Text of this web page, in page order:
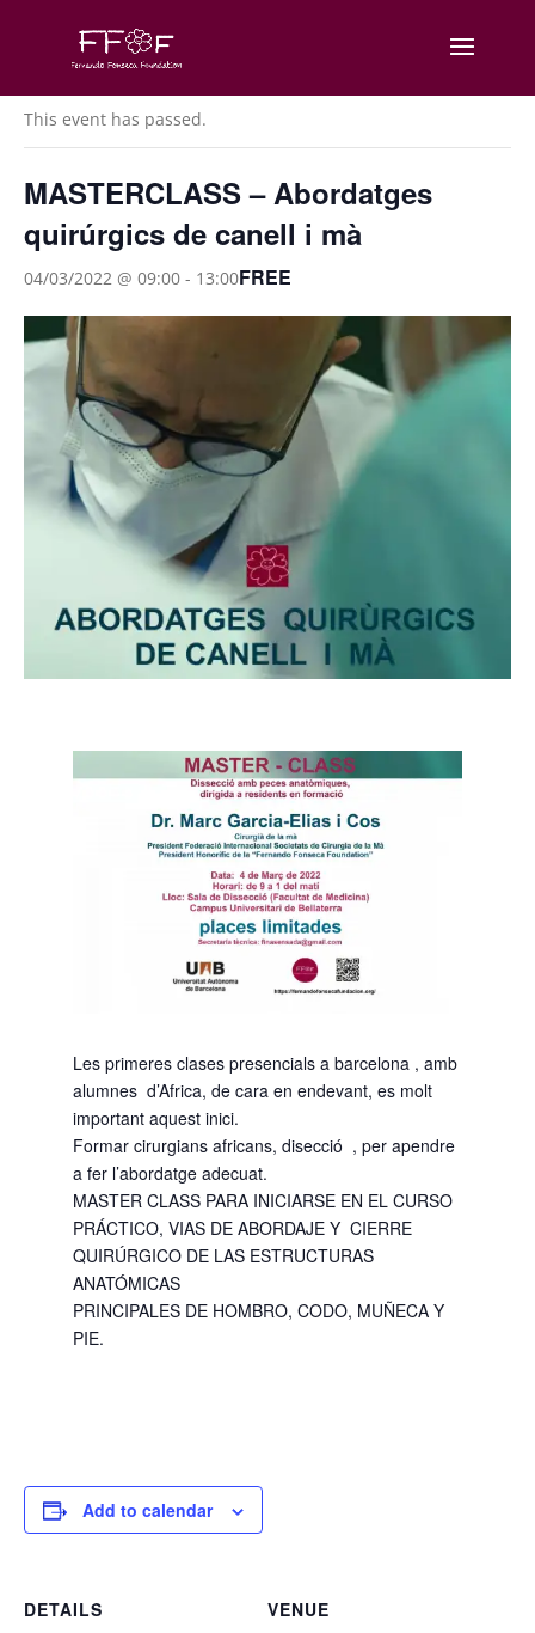
« All Events
This event has passed.
MASTERCLASS – Abordatges
quirúrgics de canell i mà
04/03/2022 @ 09:00 - 13:00FREE
Les primeres clases presencials a barcelona , amb
alumnes d’Africa, de cara en endevant, es molt
important aquest inici.
Formar cirurgians africans, disecció , per apendre
a fer l’abordatge adecuat.
MASTER CLASS PARA INICIARSE EN EL CURSO
PRÁCTICO, VIAS DE ABORDAJE Y CIERRE
QUIRÚRGICO DE LAS ESTRUCTURAS
ANATÓMICAS
PRINCIPALES DE HOMBRO, CODO, MUÑECA Y
PIE.
Add to calendar
DETAILS
VENUE